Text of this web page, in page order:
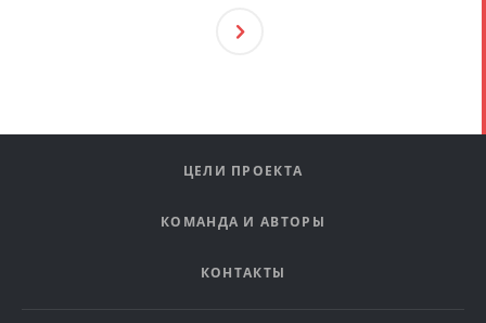
Ующ
ЦЕЛИ ПРОЕКТА
КОМАНДА И АВТОРЫ
КОНТАКТЫ